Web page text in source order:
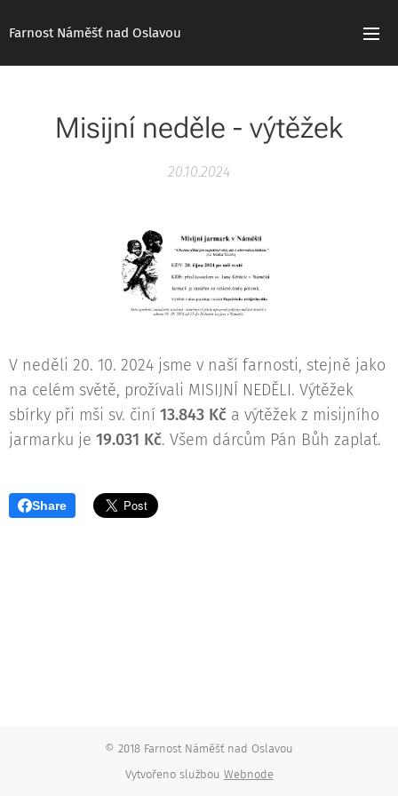
Farnost Náměšť nad Oslavou
Misijní neděle - výtěžek
20.10.2024
V neděli 20. 10. 2024 jsme v naší farnosti, stejně jako
na celém světě, prožívali MISIJNÍ NEDĚLI. Výtěžek
sbírky při mši sv. činí 13.843 Kč a výtěžek z misijního
jarmarku je 19.031 Kč. Všem dárcům Pán Bůh zaplať.
Share
© 2018 Farnost Náměšť nad Oslavou
Vytvořeno službou Webnode